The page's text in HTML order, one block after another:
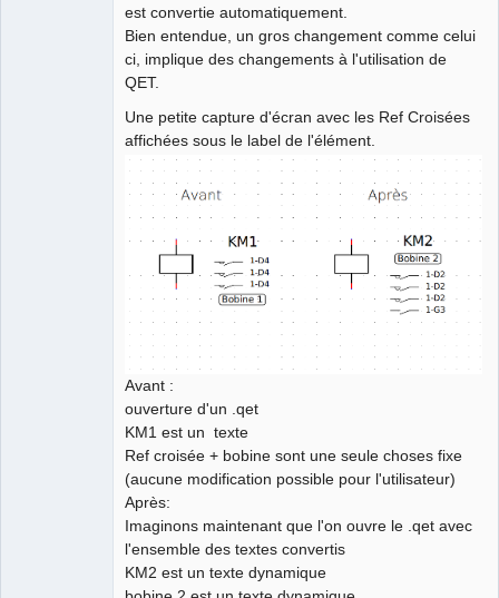
est convertie automatiquement.
Bien entendue, un gros changement comme celui
ci, implique des changements à l'utilisation de
QET.
Une petite capture d'écran avec les Ref Croisées
affichées sous le label de l'élément.
Avant :
ouverture d'un .qet
KM1 est un texte
Ref croisée + bobine sont une seule choses fixe
(aucune modification possible pour l'utilisateur)
Après:
Imaginons maintenant que l'on ouvre le .qet avec
l'ensemble des textes convertis
KM2 est un texte dynamique